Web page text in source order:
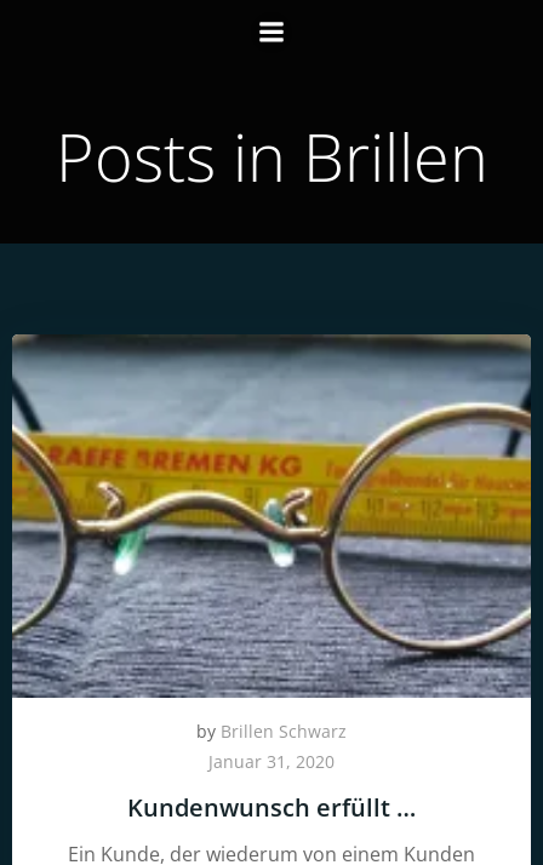
Inhalt
Posts in Brillen
by Brillen Schwarz
Januar 31, 2020
Kundenwunsch erfüllt …
Ein Kunde, der wiederum von einem Kunden